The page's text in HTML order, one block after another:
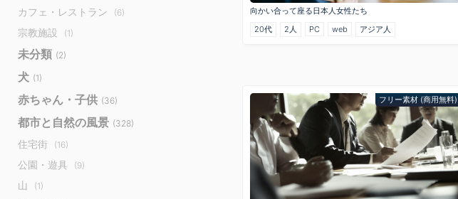
カフェ・レストラン (6)
宗教施設 (1)
未分類 (2)
犬 (1)
赤ちゃん・子供 (36)
都市と自然の風景 (328)
住宅街 (16)
公園・遊具 (9)
山 (1)
向かい合って座る日本人女性たち
20代
2人 PC web アジア人
フリー素材 (商用無料)